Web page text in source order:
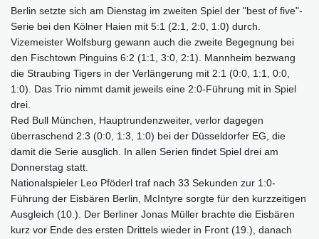
Berlin setzte sich am Dienstag im zweiten Spiel der "best of five"-
Serie bei den Kölner Haien mit 5:1 (2:1, 2:0, 1:0) durch.
Vizemeister Wolfsburg gewann auch die zweite Begegnung bei
den Fischtown Pinguins 6:2 (1:1, 3:0, 2:1). Mannheim bezwang
die Straubing Tigers in der Verlängerung mit 2:1 (0:0, 1:1, 0:0,
1:0). Das Trio nimmt damit jeweils eine 2:0-Führung mit in Spiel
drei.
Red Bull München, Hauptrundenzweiter, verlor dagegen
überraschend 2:3 (0:0, 1:3, 1:0) bei der Düsseldorfer EG, die
damit die Serie ausglich. In allen Serien findet Spiel drei am
Donnerstag statt.
Nationalspieler Leo Pföderl traf nach 33 Sekunden zur 1:0-
Führung der Eisbären Berlin, McIntyre sorgte für den kurzzeitigen
Ausgleich (10.). Der Berliner Jonas Müller brachte die Eisbären
kurz vor Ende des ersten Drittels wieder in Front (19.), danach